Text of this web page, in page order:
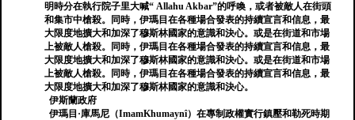
明時分在執行院子里大喊“ Allahu Akbar”的呼喚，或者被敵人在街頭
和集市中槍殺。同時，伊瑪目在各種場合發表的持續宣言和信息，最
大限度地擴大和加深了穆斯林國家的意識和決心。或是在街道和市場
上被敵人槍殺。同時，伊瑪目在各種場合發表的持續宣言和信息，最
大限度地擴大和加深了穆斯林國家的意識和決心。或是在街道和市場
上被敵人槍殺。同時，伊瑪目在各種場合發表的持續宣言和信息，最
大限度地擴大和加深了穆斯林國家的意識和決心。
伊斯蘭政府
伊瑪目·庫馬尼（ImamKhumaynî）在專制政權實行鎮壓和勒死時期